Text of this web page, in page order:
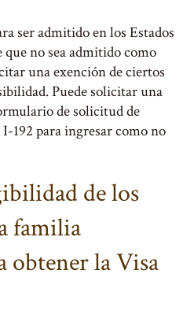
ser admitido en los Estados
que no sea admitido como
una exención de ciertos
Puede solicitar una
de solicitud de
192 para ingresar como no
de los
familia
obtener la Visa